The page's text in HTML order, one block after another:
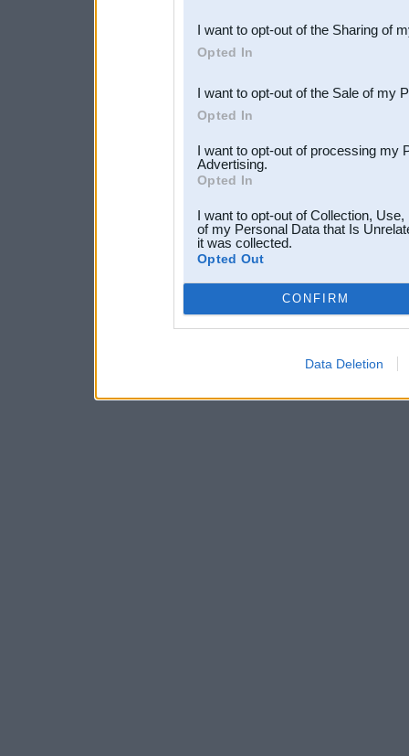
Downstream Participants
third parties.
I want to opt-out of the Sharing of
Opted In
I want to opt-out of the Sale of my
Opted In
I want to opt-out of processing my
Advertising.
Opted In
I want to opt-out of Collection,
of my Personal Data that Is
it was collected.
Opted Out
CONFIRM
Data Deletion